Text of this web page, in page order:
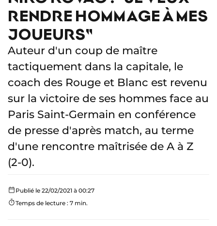
RENDRE HOMMAGE À MES
JOUEURS"
Auteur d'un coup de maître
tactiquement dans la capitale, le
coach des Rouge et Blanc est revenu
sur la victoire de ses hommes face au
Paris Saint-Germain en conférence
de presse d'après match, au terme
d'une rencontre maîtrisée de A à Z
(2-0).
Publié le 22/02/2021 à 00:27
Temps de lecture : 7 min.